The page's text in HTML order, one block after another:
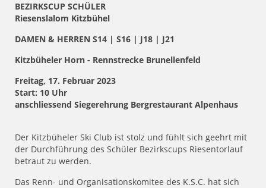
BEZIRKSCUP SCHÜLER
Riesenslalom Kitzbühel
DAMEN & HERREN S14 | S16 | J18 | J21
Kitzbüheler Horn - Rennstrecke Brunellenfeld
Freitag, 17. Februar 2023
Start: 10 Uhr
anschliessend Siegerehrung Bergrestaurant Alpenhaus
Der Kitzbüheler Ski Club ist stolz und fühlt sich geehrt mit
der Durchführung des Schüler Bezirkscups Riesentorlauf
betraut zu werden.
Das Renn- und Organisationskomitee des K.S.C. hat sich